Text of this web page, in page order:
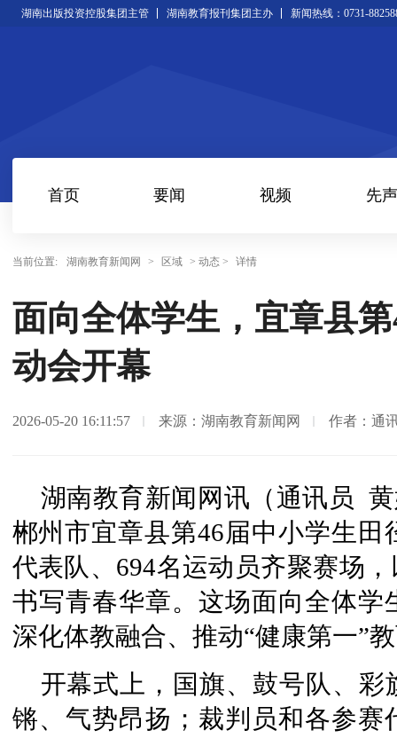
湖南出版投资控股集团主管 湖南教育报刊集团主办 新闻热线：0731-
首页 要闻 视频 先声
当前位置: 湖南教育新闻网 > 区域 > 动态 > 详情
面向全体学生，宜章县
动会开幕
2026-05-20 16:11:57 来源：湖南教育新闻网 作者：通
湖南教育新闻网讯（通讯员
郴州市宜章县第46届中小学生
代表队、694名运动员齐聚赛场
书写青春华章。这场面向全体
深化体教融合、推动“健康第一”
开幕式上，国旗、鼓号队、
锵、气势昂扬；裁判员和各参